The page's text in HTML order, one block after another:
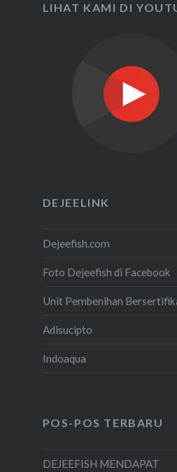
LIHAT KAMI DI
DEJEELINK
Dejeefish.com
Foto Dejeefish di Facebook
Unit Pembenihan
Adisucipto
Indoaqua
POS-POS TERBARU
DEJEEFISH MENDAPAT